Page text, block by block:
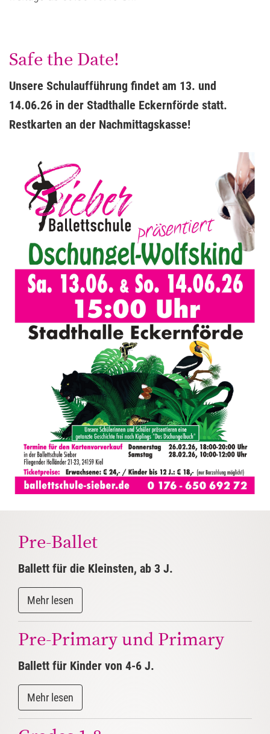
Safe the Date!
Unsere Schulaufführung findet am 13. und
14.06.26 in der Stadthalle Eckernförde statt.
Restkarten an der Nachmittagskasse!
Pre-Ballet
Ballett für die Kleinsten, ab 3 J.
Pre-Primary und Primary
Ballett für Kinder von 4-6 J.